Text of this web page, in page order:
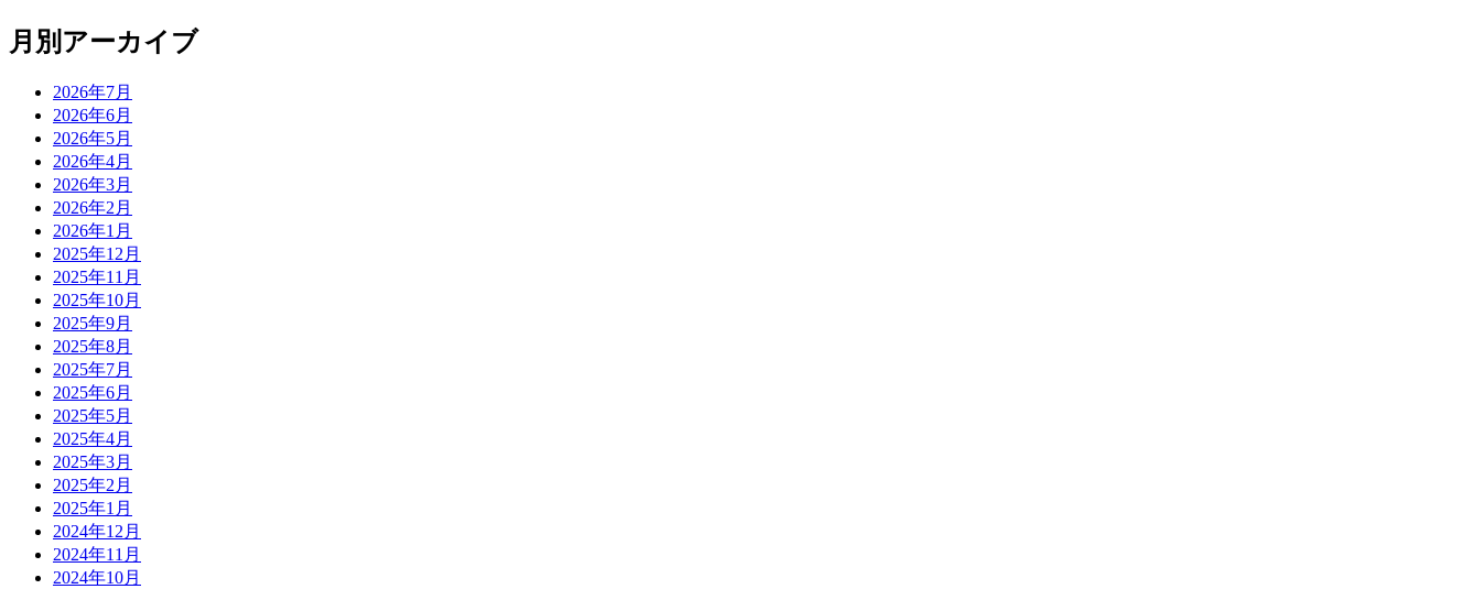
月別アーカイブ
2026年7月
2026年6月
2026年5月
2026年4月
2026年3月
2026年2月
2026年1月
2025年12月
2025年11月
2025年10月
2025年9月
2025年8月
2025年7月
2025年6月
2025年5月
2025年4月
2025年3月
2025年2月
2025年1月
2024年12月
2024年11月
2024年10月